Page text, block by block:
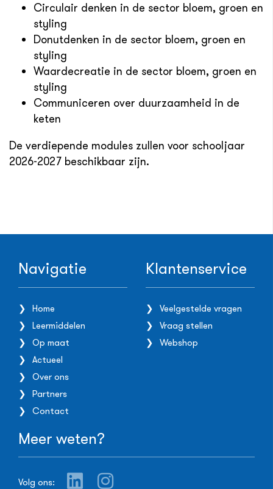
Circulair denken in de sector bloem, groen en
styling
Donutdenken in de sector bloem, groen en
styling
Waardecreatie in de sector bloem, groen en
styling
Communiceren over duurzaamheid in de
keten
De verdiepende modules zullen voor schooljaar
2026-2027 beschikbaar zijn.
Navigatie
Home
Leermiddelen
Op maat
Actueel
Over ons
Partners
Contact
Klantenservice
Veelgestelde vragen
Vraag stellen
Webshop
Meer weten?
Volg ons: